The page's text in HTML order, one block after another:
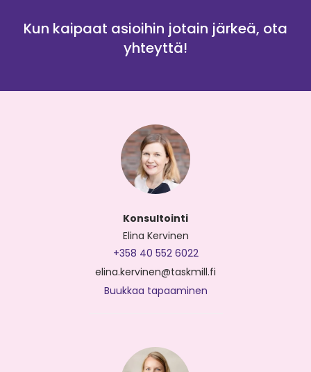
Kun kaipaat asioihin jotain järkeä, ota
yhteyttä!
Konsultointi
Elina Kervinen
+358 40 552 6022
elina.kervinen@taskmill.fi
Buukkaa tapaaminen